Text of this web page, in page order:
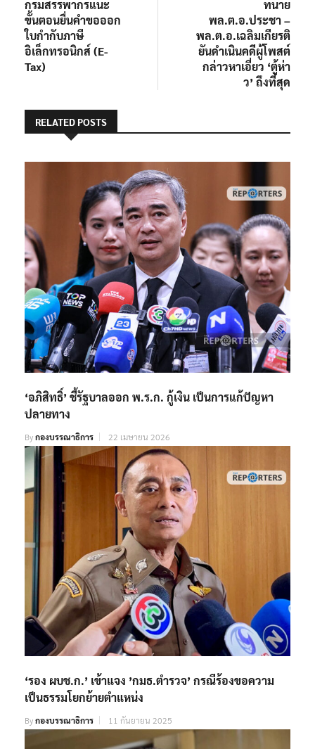
เรื่อง post:
กรมสรรพากรแนะ
ขั้นตอนยื่นคำขอออก
ใบกำกับภาษี
อิเล็กทรอนิกส์ (E-
Tax)
post:
ทนาย
พล.ต.อ.ประชา –
พล.ต.อ.เฉลิมเกียรติ
ยันดำเนินคดีผู้โพสต์
กล่าวหาเอี่ยว ‘ตู้ห่า
ว’ ถึงที่สุด
RELATED POSTS
‘อภิสิทธิ์’ ชี้รัฐบาลออก พ.ร.ก. กู้เงิน เป็นการแก้ปัญหา
ปลายทาง
Byกองบรรณาธิการ 22 เมษายน 2026
‘รอง ผบช.ก.’ เข้าแจง ’กมธ.ตำรวจ’ กรณีร้องขอความ
เป็นธรรมโยกย้ายตำแหน่ง
Byกองบรรณาธิการ 11 กันยายน 2025